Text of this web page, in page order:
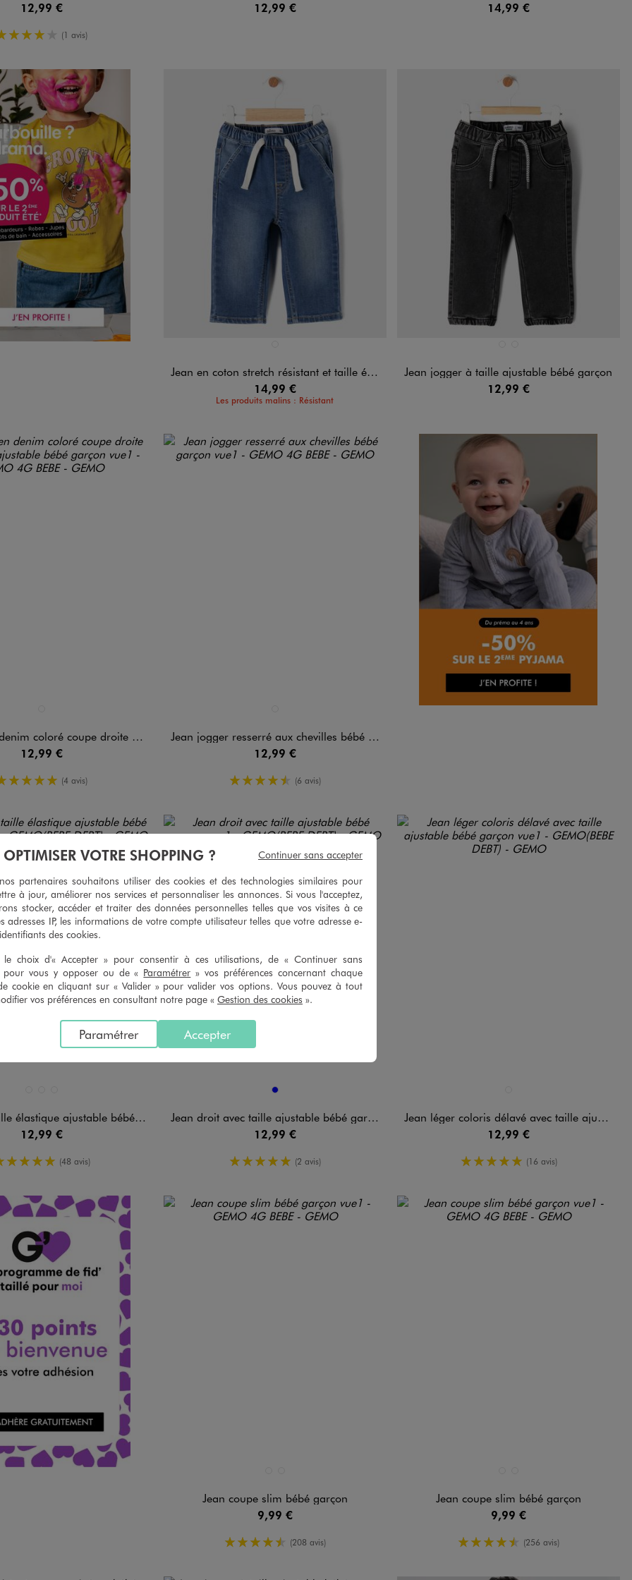
12,99 €
4/5 de moyenne
(1 avis)
12,99 €
14,99 €
Jean en coton stretch résistant et taille élastiquée bébé garçon
14,99 €
Les produits malins : Résistant
Jean jogger à taille ajustable bébé garçon
12,99 €
coupe droite avec taille ajustable bébé garçon
12,99 €
5/5 de moyenne
(4 avis)
Jean jogger resserré aux chevilles bébé garçon
12,99 €
4.5/5 de moyenne
(6 avis)
ajustable bébé garçon
12,99 €
5/5 de moyenne
(48 avis)
Disponible en 1 colorisBLEU
Jean droit avec taille ajustable bébé garçon
12,99 €
5/5 de moyenne
(2 avis)
Jean léger coloris délavé avec taille ajustable bébé garçon
12,99 €
5/5 de moyenne
(16 avis)
Jean coupe slim bébé garçon
9,99 €
4.5/5 de moyenne
(208 avis)
Jean coupe slim bébé garçon
9,99 €
4.5/5 de moyenne
(256 avis)
OPTIMISER VOTRE SHOPPING ?
partenaires souhaitons utiliser des cookies et des technologies similaires pour
à jour, améliorer nos services et personnaliser les annonces. Si vous l'acceptez,
stocker, accéder et traiter des données personnelles telles que vos visites à ce
adresses IP, les informations de votre compte utilisateur telles que votre adresse e-
des cookies.
le choix d'« Accepter » pour consentir à ces utilisations, de « Continuer sans
pour vous y opposer ou de « Paramétrer » vos préférences concernant chaque
cookie en cliquant sur « Valider » pour valider vos options. Vous pouvez à tout
vos préférences en consultant notre page « Gestion des cookies ».
Accepter
Paramétrer
Continuer sans accepter